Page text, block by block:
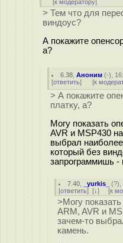
[к модератору]
> Тем что для
виндоус?
А покажите
а?
6.38 ,Аноним (-),
[ответить] [к
> А покажите
платку, а?
Могу показать
AVR и MSP430
выбрал
который без
запрограммишь -
7.40 _yurkis_ (?),
[ответить] [↓] [к
>Могу
ARM, AVR и
зачем-то
камень.